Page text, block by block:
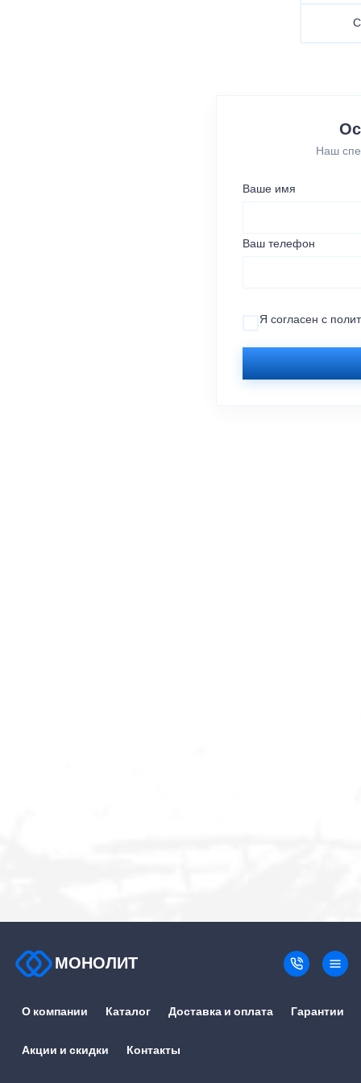
Наш
Ваше имя
Ваш телефон
Я согласен с
МОНОЛИТ
О компании Каталог Доставка и оплата Гарантии
Акции и скидки Контакты